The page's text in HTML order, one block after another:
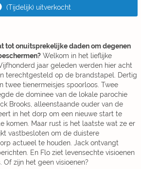
(Tijdelijk) uitverkocht
tot onuitsprekelijke daden om degenen
Welkom in het lieflijke
jaar geleden werden hier acht
terechtgesteld op de brandstapel. Dertig
twee tienermeisjes spoorloos. Twee
de dominee van de lokale parochie
Brooks, alleenstaande ouder van de
in het dorp om een nieuwe start te
komen. Maar rust is het laatste wat ze er
vastbesloten om de duistere
actueel te houden. Jack ontvangt
En Flo ziet levensechte visioenen
Of zijn het geen visioenen?